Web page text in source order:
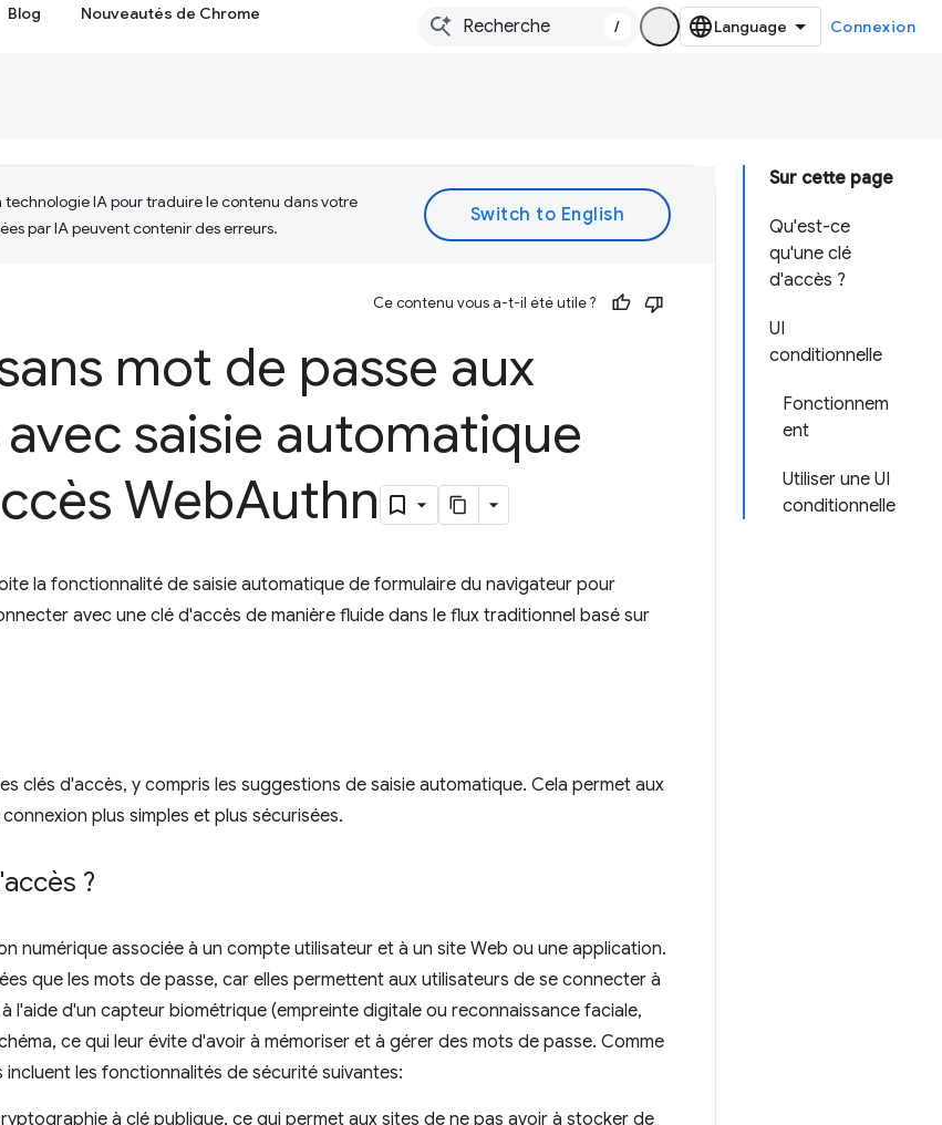
Blog Nouveautés de Chrome
/ Connexion
Sur cette page
Qu'est-ce
qu'une clé
d'accès ?
UI
conditionnelle
Fonctionnem
ent
Utiliser une UI
conditionnelle
technologie IA pour traduire le contenu dans votre
par IA peuvent contenir des erreurs.
Ce contenu vous a-t-il été utile ?
mot de passe aux
saisie automatique
WebAuthn
la fonctionnalité de saisie automatique de formulaire du navigateur pour
avec une clé d'accès de manière fluide dans le flux traditionnel basé sur
clés d'accès, y compris les suggestions de saisie automatique. Cela permet aux
plus simples et plus sécurisées.
?
numérique associée à un compte utilisateur et à un site Web ou une application.
que les mots de passe, car elles permettent aux utilisateurs de se connecter à
l'aide d'un capteur biométrique (empreinte digitale ou reconnaissance faciale,
ce qui leur évite d'avoir à mémoriser et à gérer des mots de passe. Comme
incluent les fonctionnalités de sécurité suivantes:
à clé publique, ce qui permet aux sites de ne pas avoir à stocker de